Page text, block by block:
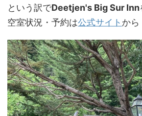
という訳でDeetjen's Big Sur Inn
空室状況・予約は公式サイト から